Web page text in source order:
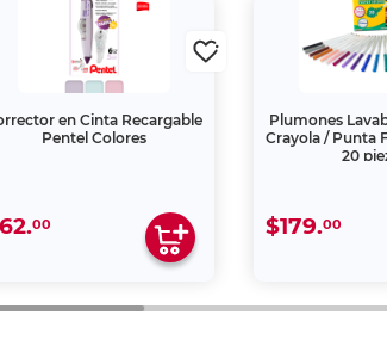
en Cinta Recargable
Pentel Colores
00
Plumones
Crayola / Punta
20
$179.00